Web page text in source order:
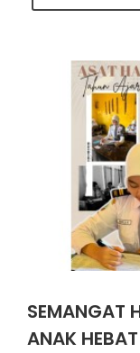
SEMANGAT
ANAK